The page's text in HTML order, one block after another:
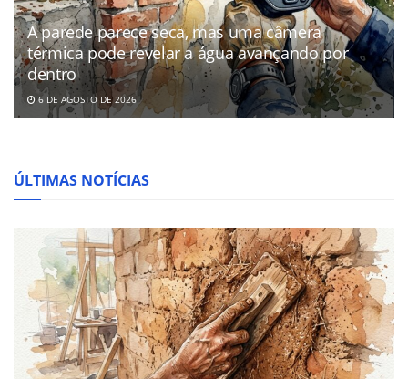
A parede parece seca, mas uma câmera
térmica pode revelar a água avançando por
dentro
6 DE AGOSTO DE 2026
ÚLTIMAS NOTÍCIAS